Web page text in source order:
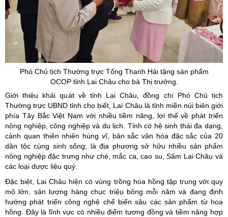
Phó Chủ tịch Thường trực Tống Thanh Hải tặng sản phẩm
OCOP tỉnh Lai Châu cho bà Thị trưởng.
Giới thiệu khái quát về tỉnh Lai Châu, đồng chí Phó Chủ tịch
Thường trực UBND tỉnh cho biết, Lai Châu là tỉnh miền núi biên giới
phía Tây Bắc Việt Nam với nhiều tiềm năng, lợi thế về phát triển
nông nghiệp, công nghiệp và du lịch. Tỉnh có hệ sinh thái đa dạng,
cảnh quan thiên nhiên hùng vĩ, bản sắc văn hóa đặc sắc của 20
dân tộc cùng sinh sống; là địa phương sở hữu nhiều sản phẩm
nông nghiệp đặc trưng như chè, mắc ca, cao su, Sâm Lai Châu và
các loại dược liệu quý.
Đặc biệt, Lai Châu hiện có vùng trồng hoa hồng tập trung với quy
mô lớn, sản lượng hàng chục triệu bông mỗi năm và đang định
hướng phát triển công nghệ chế biến sâu các sản phẩm từ hoa
hồng. Đây là lĩnh vực có nhiều điểm tương đồng và tiềm năng hợp